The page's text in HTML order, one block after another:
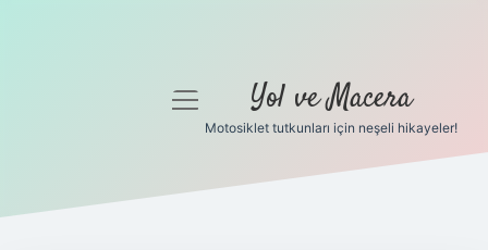
Gizlilik Politikası
menüyü
Yol ve Macera
Motosiklet tutkunları için neşeli hikayeler!